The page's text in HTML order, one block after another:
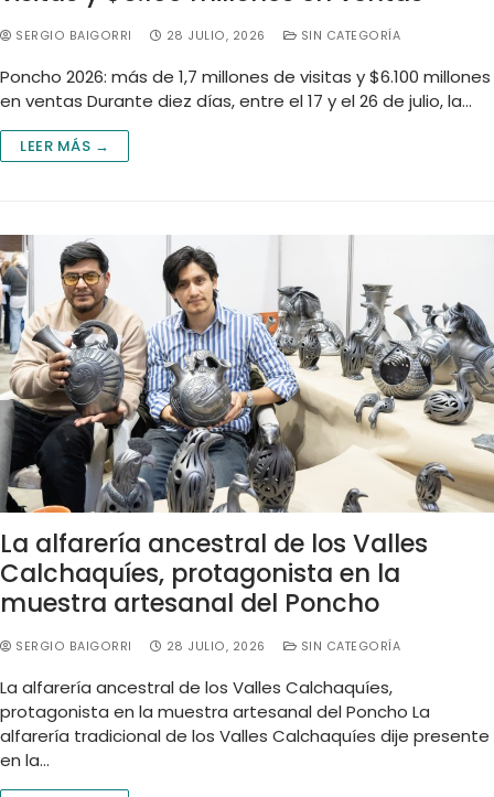
SERGIO BAIGORRI 28 JULIO, 2026 SIN CATEGORÍA
Poncho 2026: más de 1,7 millones de visitas y $6.100 millones
en ventas Durante diez días, entre el 17 y el 26 de julio, la…
LEER MÁS →
La alfarería ancestral de los Valles
Calchaquíes, protagonista en la
muestra artesanal del Poncho
SERGIO BAIGORRI 28 JULIO, 2026 SIN CATEGORÍA
La alfarería ancestral de los Valles Calchaquíes,
protagonista en la muestra artesanal del Poncho La
alfarería tradicional de los Valles Calchaquíes dije presente
en la…